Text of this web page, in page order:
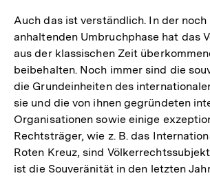
Auch das ist verständlich. In der noch
anhaltenden Umbruchphase hat das
aus der klassischen Zeit
beibehalten. Noch immer sind die
die Grundeinheiten des
sie und die von ihnen gegründeten
Organisationen sowie einige
Rechtsträger, wie z. B. das
Roten Kreuz, sind
ist die Souveränität in den letzten